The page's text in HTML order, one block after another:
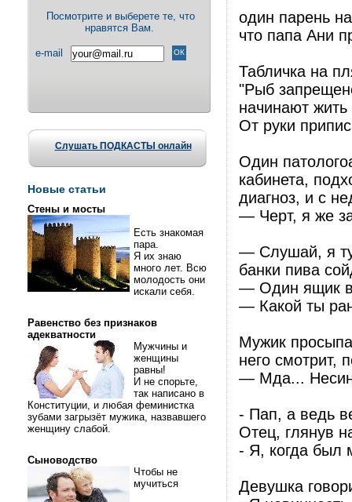
Посмотрите и выберете те, что
нравятся Вам.
e-mail
Слушать ПОДКАСТЫ онлайн
Новые статьи
Стены и мосты
Есть знакомая
пара.
Я их знаю
много лет. Всю
молодость они
искали себя.
Равенство без признаков
адекватности
Мужчины и
женщины
равны!
И не спорьте,
так написано в
Конституции, и любая феминистка
зубами загрызёт мужика, назвавшего
женщину слабой.
Сыноводство
Чтобы не
мучиться
один парень
что папа Ани
Табличка на
"Рыб
начинают
От руки
Один
кабинета,
диагноз, и с
— Черт, я же
— Слушай, я
банки пива
— Один ящик
— Какой ты
Мужик
него смотрит,
— Мда...
- Пап, а ведь
Отец, глянув
- Я, когда был
Девушка